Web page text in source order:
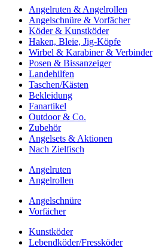
Angelruten & Angelrollen
Angelschnüre & Vorfächer
Köder & Kunstköder
Haken, Bleie, Jig-Köpfe
Wirbel & Karabiner & Verbinder
Posen & Bissanzeiger
Landehilfen
Taschen/Kästen
Bekleidung
Fanartikel
Outdoor & Co.
Zubehör
Angelsets & Aktionen
Nach Zielfisch
Angelruten
Angelrollen
Angelschnüre
Vorfächer
Kunstköder
Lebendköder/Fressköder